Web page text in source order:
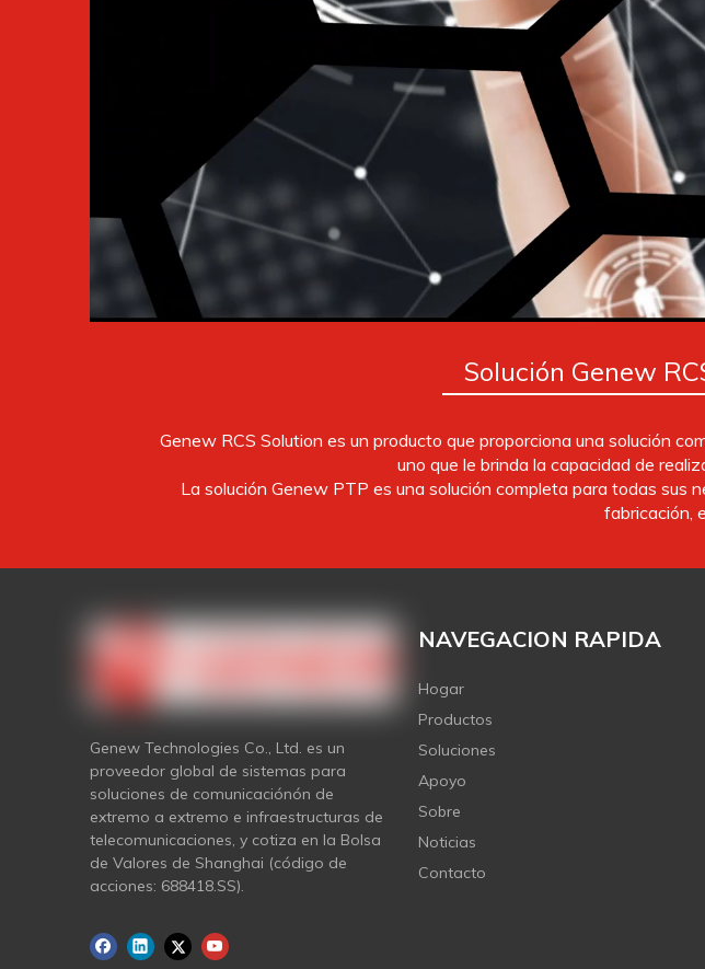
Solución Genew
Genew RCS Solution es un producto que proporciona una solución
uno que le brinda la capacidad de
La solución Genew PTP es una solución completa para todas sus
fabricación,
Genew Technologies Co., Ltd. es un
proveedor global de sistemas para
soluciones de comunicaciónón de
extremo a extremo e infraestructuras de
telecomunicaciones, y cotiza en la Bolsa
de Valores de Shanghai (código de
acciones: 688418.SS).
NAVEGACION RAPIDA
Hogar
Productos
Soluciones
Apoyo
Sobre
Noticias
Contacto